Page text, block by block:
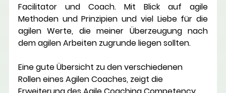
Facilitator und Coach. Mit Blick auf agile
Methoden und Prinzipien und viel Liebe für die
agilen Werte, die meiner Überzeugung nach
dem agilen Arbeiten zugrunde liegen sollten.
Eine gute Übersicht zu den verschiedenen
Rollen eines Agilen Coaches, zeigt die